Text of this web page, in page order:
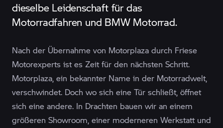
dieselbe Leidenschaft für das
Motorradfahren und BMW Motorrad.
Nach der Übernahme von Motorplaza durch Friese
Motorexperts ist es Zeit für den nächsten Schritt.
Motorplaza, ein bekannter Name in der Motorradwelt,
verschwindet. Doch wo sich eine Tür schließt, öffnet
sich eine andere. In Drachten bauen wir an einem
größeren Showroom, einer moderneren Werkstatt und